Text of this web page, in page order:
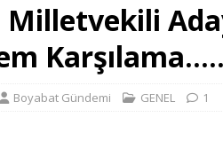
Karşılama…..
Boyabat Gündemi GENEL 1